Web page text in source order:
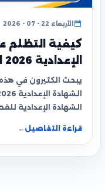
الأربعاء 22 - 07 - 2026
كيفية التظلم
الإعدادية 2026 الترم الثاني
يبحث الكثيرون في
الشهادة الإعدادية
قراءة التفاصيل ←